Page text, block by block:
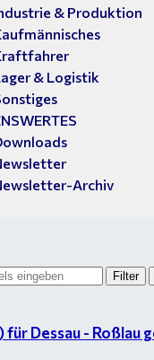
& Produktion
& Logistik
Archiv
Filter
Dessau - Roßlau